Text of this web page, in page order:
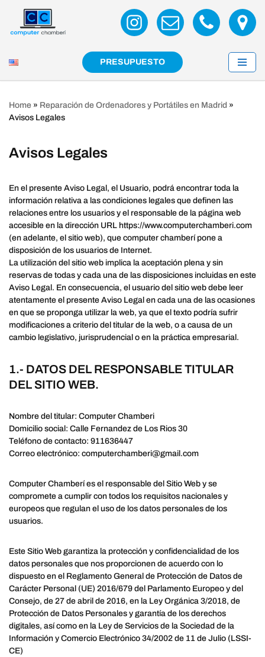
Saltar
PRESUPUESTO
Home » Reparación de Ordenadores y Portátiles en Madrid »
Avisos Legales
Avisos Legales
En el presente Aviso Legal, el Usuario, podrá encontrar toda la
información relativa a las condiciones legales que definen las
relaciones entre los usuarios y el responsable de la página web
accesible en la dirección URL https://www.computerchamberi.com
(en adelante, el sitio web), que computer chamberí pone a
disposición de los usuarios de Internet.
La utilización del sitio web implica la aceptación plena y sin
reservas de todas y cada una de las disposiciones incluidas en este
Aviso Legal. En consecuencia, el usuario del sitio web debe leer
atentamente el presente Aviso Legal en cada una de las ocasiones
en que se proponga utilizar la web, ya que el texto podría sufrir
modificaciones a criterio del titular de la web, o a causa de un
cambio legislativo, jurisprudencial o en la práctica empresarial.
1.- DATOS DEL RESPONSABLE TITULAR
DEL SITIO WEB.
Nombre del titular: Computer Chamberi
Domicilio social: Calle Fernandez de Los Rios 30
Teléfono de contacto: 911636447
Correo electrónico: computerchamberi@gmail.com
Computer Chamberí es el responsable del Sitio Web y se
compromete a cumplir con todos los requisitos nacionales y
europeos que regulan el uso de los datos personales de los
usuarios.
Este Sitio Web garantiza la protección y confidencialidad de los
datos personales que nos proporcionen de acuerdo con lo
dispuesto en el Reglamento General de Protección de Datos de
Carácter Personal (UE) 2016/679 del Parlamento Europeo y del
Consejo, de 27 de abril de 2016, en la Ley Orgánica 3/2018, de
Protección de Datos Personales y garantía de los derechos
digitales, así como en la Ley de Servicios de la Sociedad de la
Información y Comercio Electrónico 34/2002 de 11 de Julio (LSSI-
CE)